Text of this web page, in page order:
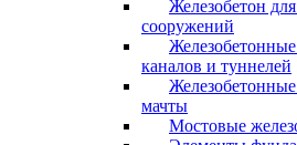
Железобетон
сооружений
каналов и туннелей
мачты
Мостовые